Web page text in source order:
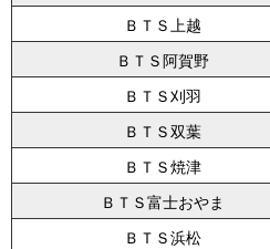
ＢＴＳ上越
ＢＴＳ阿賀野
ＢＴＳ刈羽
ＢＴＳ双葉
ＢＴＳ焼津
ＢＴＳ富士おやま
ＢＴＳ浜松